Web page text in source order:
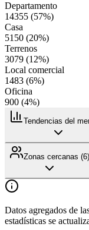
Departamento
14355 (57%)
Casa
5150 (20%)
Terrenos
3079 (12%)
Local comercial
1483 (6%)
Oficina
900 (4%)
Tendencias del
Zonas cercanas (6)
Datos agregados de
estadísticas se